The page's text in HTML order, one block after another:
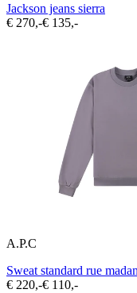
Jackson jeans sierra
€ 270,-€ 135,-
A.P.C
Sweat standard rue
€ 220,-€ 110,-